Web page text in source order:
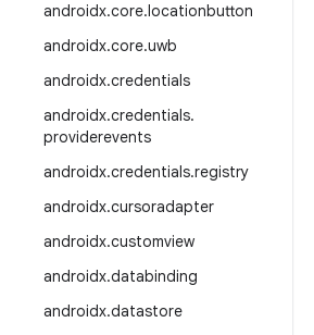
androidx.core.locationbutton
androidx.core.uwb
androidx.credentials
androidx.credentials.
providerevents
androidx.credentials.registry
androidx.cursoradapter
androidx.customview
androidx.databinding
androidx.datastore